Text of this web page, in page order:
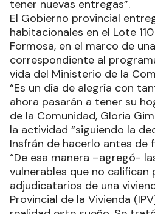
tener nuevas entregas”.
El Gobierno provincial
habitacionales en el Lote
Formosa, en el marco de
correspondiente al
vida del Ministerio de la
“Es un día de alegría con
ahora pasarán a tener su
de la Comunidad, Gloria
la actividad “siguiendo la
Insfrán de hacerlo antes de
“De esa manera –agregó-
vulnerables que no califican
adjudicatarios de una
Provincial de la Vivienda